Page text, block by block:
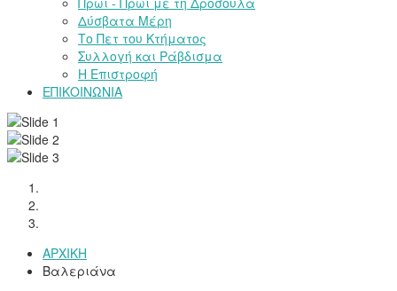
Δύσβατα Μέρη
Το Πετ του Κτήματος
Συλλογή και Ράβδισμα
Η Επιστροφή
ΕΠΙΚΟΙΝΩΝΙΑ
ΑΡΧΙΚΗ
Βαλεριάνα